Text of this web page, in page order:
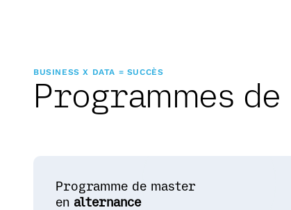
BUSINESS X DATA = SUCCÈS
Programmes de
Programme de master
en alternance